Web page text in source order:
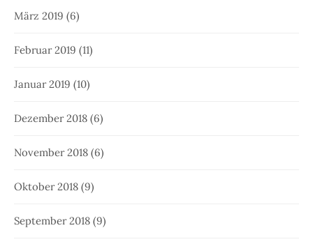
März 2019 (6)
Februar 2019 (11)
Januar 2019 (10)
Dezember 2018 (6)
November 2018 (6)
Oktober 2018 (9)
September 2018 (9)